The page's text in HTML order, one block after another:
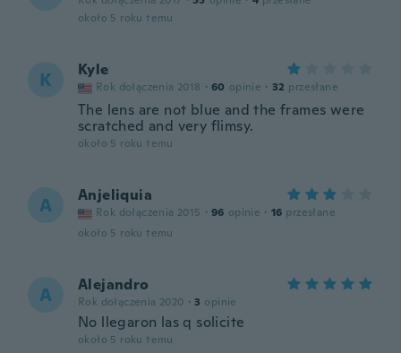
około 5 roku temu
K Kyle
Rok dołączenia 2018 · 60 opinie · 32 przesłane
The lens are not blue and the frames were
scratched and very flimsy.
około 5 roku temu
A Anjeliquia
Rok dołączenia 2015 · 96 opinie · 16 przesłane
około 5 roku temu
A Alejandro
Rok dołączenia 2020 · 3 opinie
No llegaron las q solicite
około 5 roku temu